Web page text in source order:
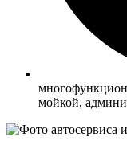
мойкой,